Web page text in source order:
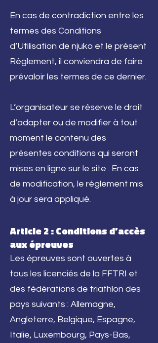
En cas de contradiction entre les
termes des Conditions
d’Utilisation de njuko et le présent
Règlement, il conviendra de faire
prévaloir les termes de ce dernier.
L’organisateur se réserve le droit
d’adapter ou de modifier à tout
moment le contenu des
présentes conditions qui seront
mises en ligne sur le site . En cas
de modification, le règlement mis
à jour sera appliqué.
Article 2 : Conditions d’accès
aux épreuves
Les épreuves sont ouvertes à
tous les licenciés de la FFTRI et
des fédérations de triathlon des
pays suivants : Allemagne,
Angleterre, Belgique, Espagne,
Italie, Luxembourg, Pays-Bas,